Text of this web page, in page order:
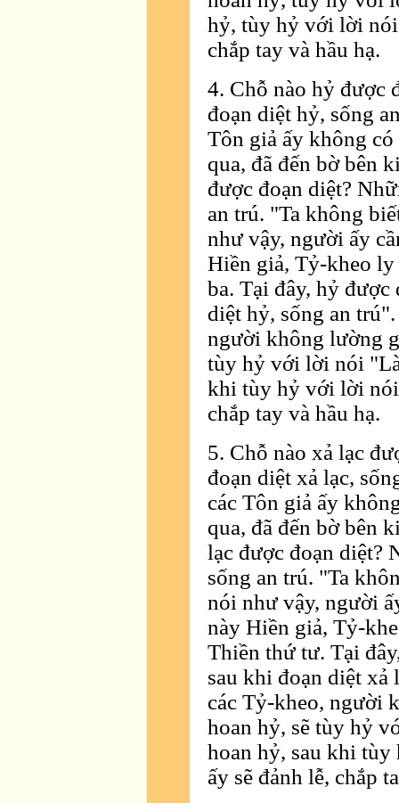
hỷ, tùy hỷ với lời
chắp tay và hầu hạ.
4. Chỗ nào hỷ được
đoạn diệt hỷ, sống
Tôn giả ấy không
qua, đã đến bờ bên
được đoạn diệt?
an trú. "Ta không
như vậy, người ấy
Hiền giả, Tỷ-kheo
ba. Tại đây, hỷ được
diệt hỷ, sống an
người không lường
tùy hỷ với lời nói
khi tùy hỷ với lời
chắp tay và hầu hạ.
5. Chỗ nào xả lạc
đoạn diệt xả lạc,
các Tôn giả ấy
qua, đã đến bờ bên
lạc được đoạn diệt?
sống an trú. "Ta
nói như vậy, người
này Hiền giả, Tỷ-
Thiền thứ tư. Tại
sau khi đoạn diệt xả
các Tỷ-kheo, người
hoan hỷ, sẽ tùy hỷ
hoan hỷ, sau khi
ấy sẽ đảnh lễ, chắp